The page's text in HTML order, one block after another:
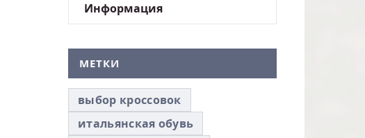
Информация
МЕТКИ
выбор кроссовок
итальянская обувь